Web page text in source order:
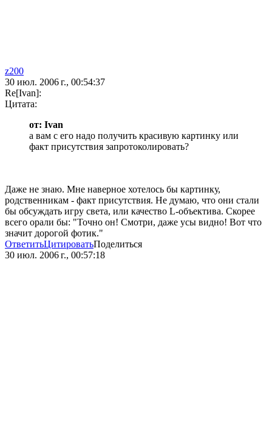
z200
30 июл. 2006 г., 00:54:37
Re[Ivan]:
Цитата:
от: Ivan
а вам с его надо получить красивую картинку или
факт присутствия запротоколировать?
Даже не знаю. Мне наверное хотелось бы картинку,
родственникам - факт присутствия. Не думаю, что они стали
бы обсуждать игру света, или качество L-объектива. Скорее
всего орали бы: "Точно он! Смотри, даже усы видно! Вот что
значит дорогой фотик."
ОтветитьЦитироватьПоделиться
30 июл. 2006 г., 00:57:18